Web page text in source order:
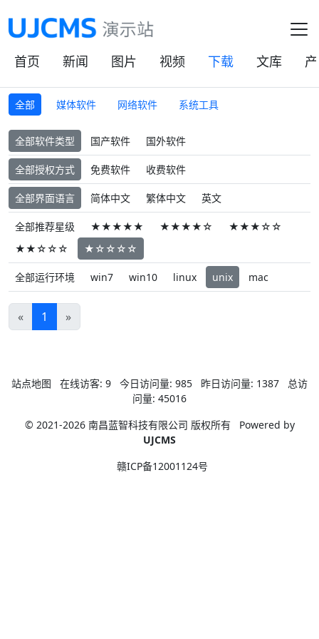
首页 新闻 图片 视频 下载 文库
全部 媒体软件 网络软件 系统工具
全部软件类型 国产软件 国外软件
全部授权方式 免费软件 收费软件
全部界面语言 简体中文 繁体中文 英文
全部推荐星级 ★★★★★ ★★★★☆
★★★☆☆
★★☆☆☆
★☆☆☆☆
全部运行环境 win7 win10 linux unix mac
« 1 »
站点地图 在线访客: 9 今日访问量: 985 昨日访问量: 1387
总访
问量: 45016
© 2021-2026 南昌蓝智科技有限公司 版权所有
Powered by
UJCMS
赣ICP备12001124号